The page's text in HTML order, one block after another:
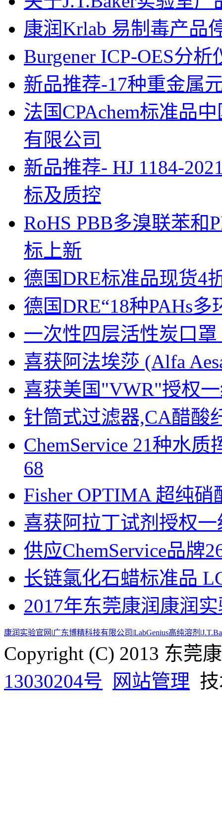
康润Krlab 易制毒产品
Burgener ICP-OES分
新品推荐-17种重金属
法国CPAchem标准品
有限公司
新品推荐- HJ 1184-
标及质控
RoHS PBB多溴联苯和
标上新
德国DRE标准品现货4
德国DRE“18种PAHs
一次性四层活性炭口
喜获阿法埃莎 (Alfa
喜获美国"VWR"授权
针筒式过滤器,CA醋酸
ChemService 21种水
68
Fisher OPTIMA 超纯
喜获阿拉丁试剂授权
供应ChemService品牌
长链氯化石蜡标准品
2017年东莞康润康润
康润实验官网 |广东博精科技有限公司 |LabGenius高纯溶剂 |
Copyright (C) 2013 东莞
13030204号
网站管理